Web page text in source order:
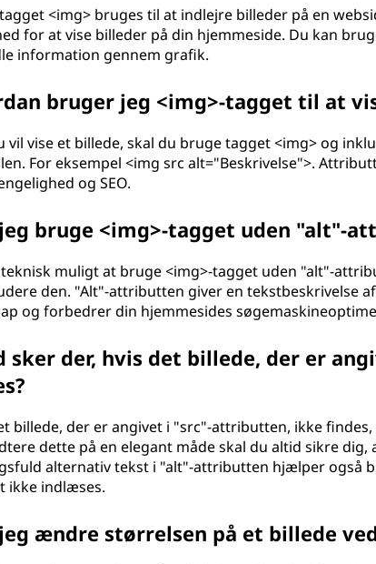
<img> bruges til at indlejre billeder på en
for at vise billeder på din hjemmeside. Du kan
information gennem grafik.
bruger jeg <img>-tagget til at
vil vise et billede, skal du bruge tagget <img> og
For eksempel <img src alt="Beskrivelse">.
og SEO.
bruge <img>-tagget uden "alt"-
muligt at bruge <img>-tagget uden "alt"-
den. "Alt"-attributten giver en tekstbeskrivelse
og forbedrer din hjemmesides
sker der, hvis det billede, der er
billede, der er angivet i "src"-attributten, ikke
dette på en elegant måde skal du altid sikre
alternativ tekst i "alt"-attributten hjælper også
ikke indlæses.
ændre størrelsen på et billede